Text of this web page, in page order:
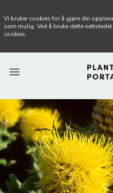
FORSIDEN
NYHETER
ARTIKLER
OM PLANTEPORTALEN
Vi bruker cookies for å gjøre din
som mulig. Ved å bruke dette
cookies.